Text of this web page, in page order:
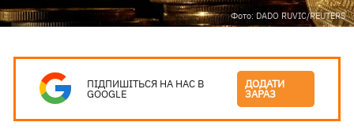
Фото: DADO RUVIC/REUTERS
ПІДПИШІТЬСЯ НА НАС В
GOOGLE
ДОДАТИ
ЗАРАЗ